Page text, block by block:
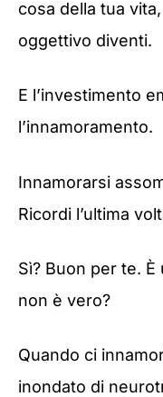
cosa della tua
oggettivo diventi.
E l’investimento
l’innamoramento.
Innamorarsi
Ricordi l’ultima
Sì? Buon per te.
non è vero?
Quando ci
inondato di